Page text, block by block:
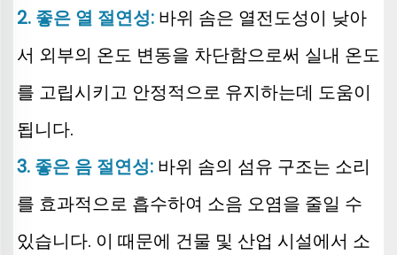
2. 좋은 열 절연성: 바위 솜은 열전도성이 낮아
서 외부의 온도 변동을 차단함으로써 실내 온도
를 고립시키고 안정적으로 유지하는데 도움이
됩니다.
3. 좋은 음 절연성: 바위 솜의 섬유 구조는 소리
를 효과적으로 흡수하여 소음 오염을 줄일 수
있습니다. 이 때문에 건물 및 산업 시설에서 소